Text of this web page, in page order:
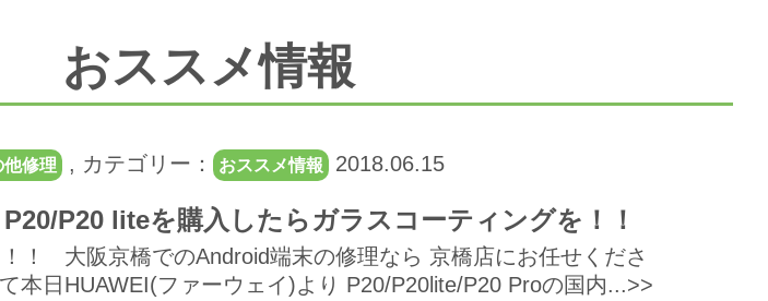
おススメ情報
他修理 , カテゴリー： おススメ情報 2018.06.15
P20 liteを購入したらガラスコーティングを！！
！ 大阪京橋でのAndroid端末の修理なら 京橋店にお任せくださ
本日HUAWEI(ファーウェイ)より P20/P20lite/P20 Proの国内...>>